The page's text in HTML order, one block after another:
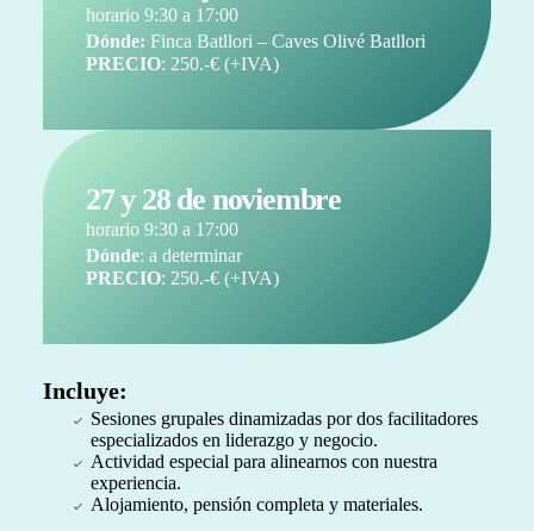
horario 9:30 a 17:00
Dónde: Finca Batllori – Caves Olivé Batllori
PRECIO: 250.-€ (+IVA)
27 y 28 de noviembre
horario 9:30 a 17:00
Dónde: a determinar
PRECIO: 250.-€ (+IVA)
Incluye:
Sesiones grupales dinamizadas por dos facilitadores
especializados en liderazgo y negocio.
Actividad especial para alinearnos con nuestra
experiencia.
Alojamiento, pensión completa y materiales.